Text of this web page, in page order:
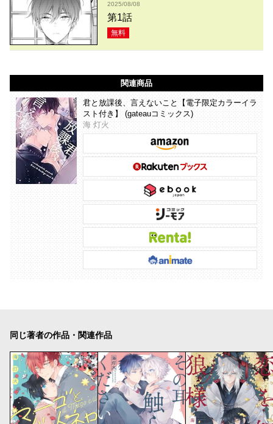
2025/08/08
第1話
無料
関連商品
君と放課後、言えないこと【電子限定カラーイラ
スト付き】 (gateauコミックス)
海 灯火
同じ著者の作品・関連作品